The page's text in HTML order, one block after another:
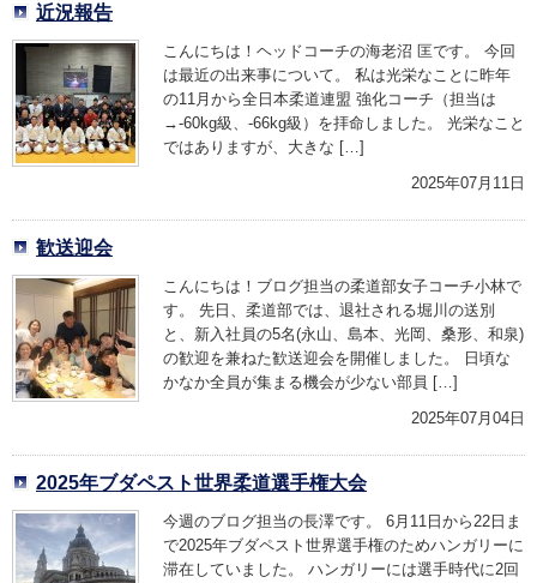
近況報告
こんにちは！ヘッドコーチの海老沼 匡です。 今回
は最近の出来事について。 私は光栄なことに昨年
の11月から全日本柔道連盟 強化コーチ（担当は
→-60kg級、-66kg級）を拝命しました。 光栄なこと
ではありますが、大きな […]
2025年07月11日
歓送迎会
こんにちは！ブログ担当の柔道部女子コーチ小林で
す。 先日、柔道部では、退社される堀川の送別
と、新入社員の5名(永山、島本、光岡、桑形、和泉)
の歓迎を兼ねた歓送迎会を開催しました。 日頃な
かなか全員が集まる機会が少ない部員 […]
2025年07月04日
2025年ブダペスト世界柔道選手権大会
今週のブログ担当の長澤です。 6月11日から22日ま
で2025年ブダペスト世界選手権のためハンガリーに
滞在していました。 ハンガリーには選手時代に2回